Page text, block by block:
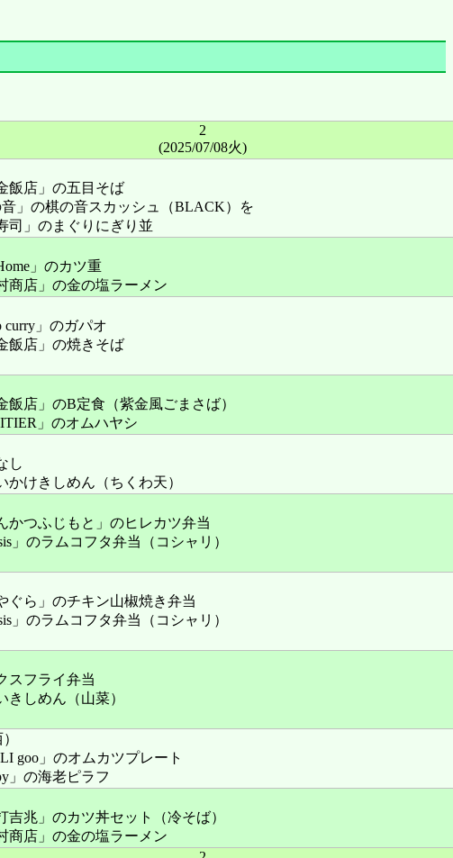
2
(2025/07/08火)
飯店」の五目そば
音」の棋の音スカッシュ（BLACK）を
司」のまぐりにぎり並
」のカツ重
商店」の金の塩ラーメン
curry」のガパオ
飯店」の焼きそば
飯店」のB定食（紫金風ごまさば）
」のオムハヤシ
し
かけきしめん（ちくわ天）
かつふじもと」のヒレカツ弁当
」のラムコフタ弁当（コシャリ）
ぐら」のチキン山椒焼き弁当
」のラムコフタ弁当（コシャリ）
スフライ弁当
きしめん（山菜）
goo」のオムカツプレート
」の海老ピラフ
吉兆」のカツ丼セット（冷そば）
商店」の金の塩ラーメン